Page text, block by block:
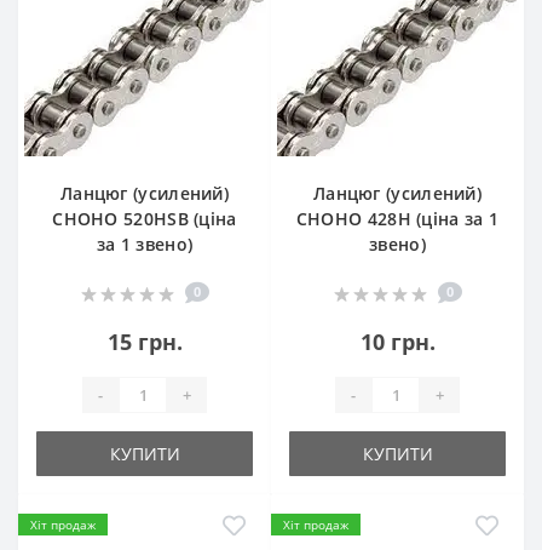
Ланцюг (усилений)
СHOHO 520HSB (ціна
за 1 звено)
0
15 грн.
- +
КУПИТИ
Ланцюг (усилений)
СHOHO 428H (ціна за 1
звено)
0
10 грн.
- +
КУПИТИ
Хіт продаж Хіт продаж